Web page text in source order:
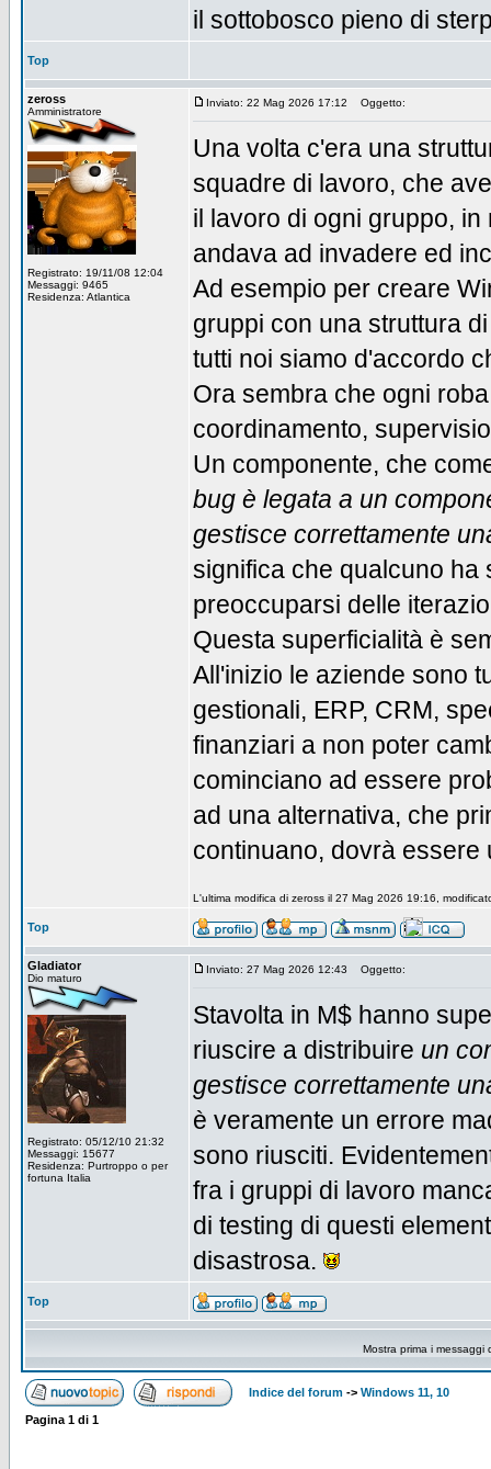
il sottobosco pieno di
Top
zeross
Amministratore
Registrato: 19/11/08 12:04
Messaggi: 9465
Residenza: Atlantica
Inviato: 22 Mag 2026 17:12 Oggetto:
Una volta c'era una
squadre di lavoro, che
il lavoro di ogni gruppo,
andava ad invadere ed
Ad esempio per creare
gruppi con una struttura
tutti noi siamo d'accordo
Ora sembra che ogni
coordinamento,
Un componente, che
bug è legata a un
gestisce correttamente
significa che qualcuno ha
preoccuparsi delle
Questa superficialità è
All'inizio le aziende sono
gestionali, ERP, CRM,
finanziari a non poter
cominciano ad essere
ad una alternativa, che
continuano, dovrà
L'ultima modifica di zeross il 27 Mag 2026 19:16,
Top
Gladiator
Dio maturo
Registrato: 05/12/10 21:32
Messaggi: 15677
Residenza: Purtroppo o per
fortuna Italia
Inviato: 27 Mag 2026 12:43 Oggetto:
Stavolta in M$ hanno
riuscire a distribuire un
gestisce correttamente
è veramente un errore
sono riusciti.
fra i gruppi di lavoro
di testing di questi
disastrosa.
Top
Mostra prima i messaggi
Indice del forum -> Windows 11, 10
Pagina 1 di 1